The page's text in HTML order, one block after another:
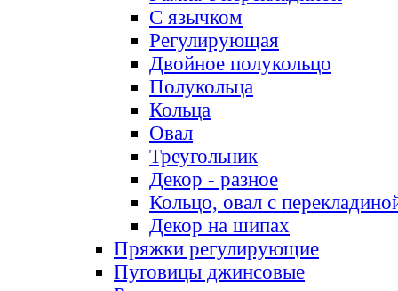
С язычком
Регулирующая
Двойное полукольцо
Полукольца
Кольца
Овал
Треугольник
Декор - разное
Кольцо, овал с
Декор на шипах
Пряжки регулирующие
Пуговицы джинсовые